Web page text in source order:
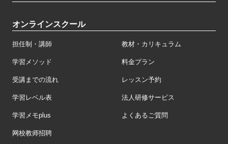
オンラインスクール
担任制・講師 教材・カリキュラム
学習メソッド 料金プラン
受講までの流れ レッスン予約
学習レベル表 法人研修サービス
学習メモplus よくあるご質問
网校教师招聘